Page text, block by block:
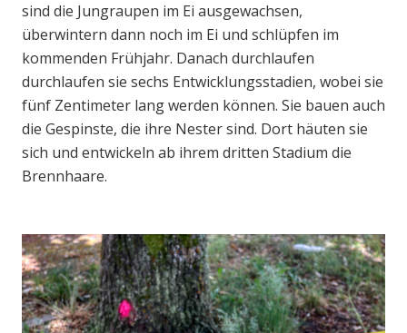
sind die Jungraupen im Ei ausgewachsen,
überwintern dann noch im Ei und schlüpfen im
kommenden Frühjahr. Danach durchlaufen
durchlaufen sie sechs Entwicklungsstadien, wobei sie
fünf Zentimeter lang werden können. Sie bauen auch
die Gespinste, die ihre Nester sind. Dort häuten sie
sich und entwickeln ab ihrem dritten Stadium die
Brennhaare.